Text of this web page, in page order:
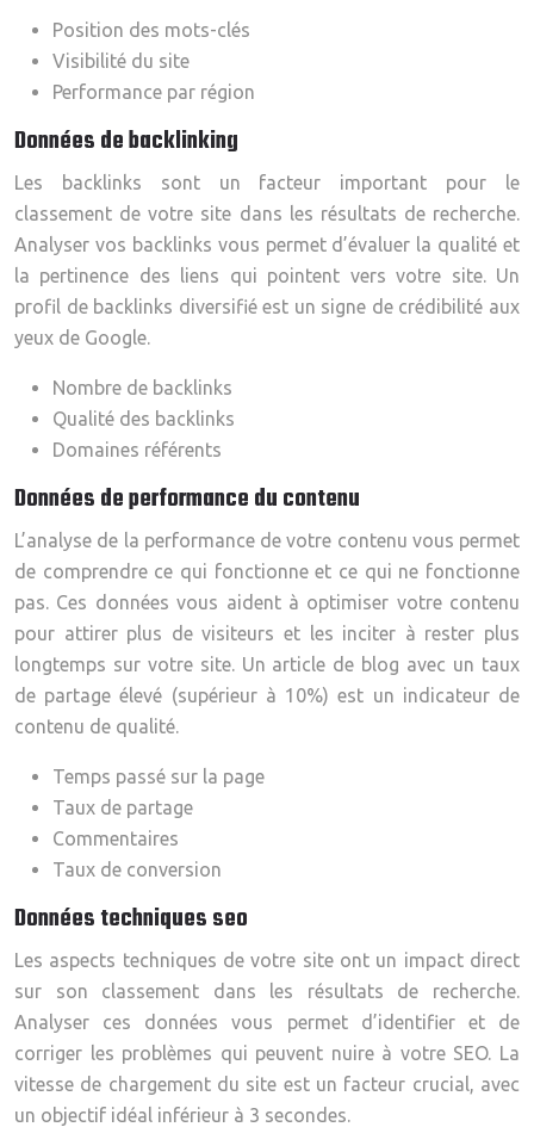
Position des mots-clés
Visibilité du site
Performance par région
Données de backlinking
Les backlinks sont un facteur important pour le
classement de votre site dans les résultats de recherche.
Analyser vos backlinks vous permet d’évaluer la qualité et
la pertinence des liens qui pointent vers votre site. Un
profil de backlinks diversifié est un signe de crédibilité aux
yeux de Google.
Nombre de backlinks
Qualité des backlinks
Domaines référents
Données de performance du contenu
L’analyse de la performance de votre contenu vous permet
de comprendre ce qui fonctionne et ce qui ne fonctionne
pas. Ces données vous aident à optimiser votre contenu
pour attirer plus de visiteurs et les inciter à rester plus
longtemps sur votre site. Un article de blog avec un taux
de partage élevé (supérieur à 10%) est un indicateur de
contenu de qualité.
Temps passé sur la page
Taux de partage
Commentaires
Taux de conversion
Données techniques seo
Les aspects techniques de votre site ont un impact direct
sur son classement dans les résultats de recherche.
Analyser ces données vous permet d’identifier et de
corriger les problèmes qui peuvent nuire à votre SEO. La
vitesse de chargement du site est un facteur crucial, avec
un objectif idéal inférieur à 3 secondes.